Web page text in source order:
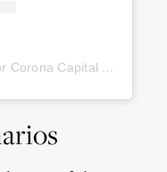
(@coronacapital)